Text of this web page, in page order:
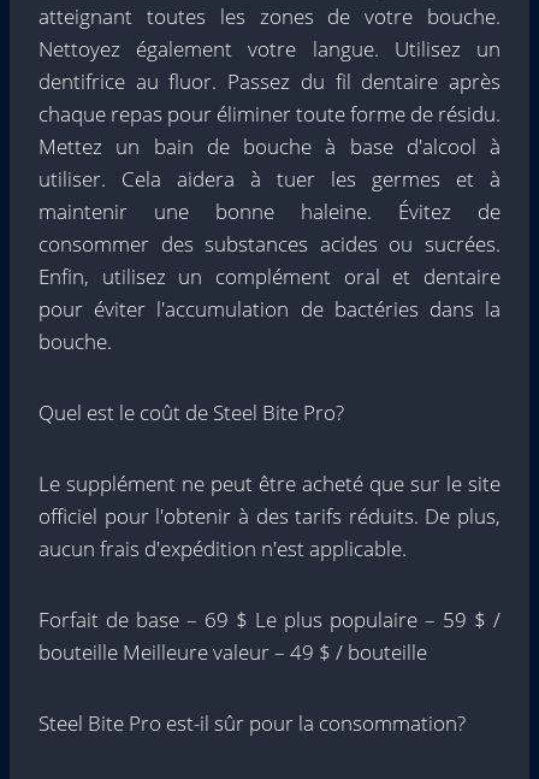
atteignant toutes les zones de votre bouche.
Nettoyez également votre langue. Utilisez un
dentifrice au fluor. Passez du fil dentaire après
chaque repas pour éliminer toute forme de résidu.
Mettez un bain de bouche à base d'alcool à
utiliser. Cela aidera à tuer les germes et à
maintenir une bonne haleine. Évitez de
consommer des substances acides ou sucrées.
Enfin, utilisez un complément oral et dentaire
pour éviter l'accumulation de bactéries dans la
bouche.
Quel est le coût de Steel Bite Pro?
Le supplément ne peut être acheté que sur le site
officiel pour l'obtenir à des tarifs réduits. De plus,
aucun frais d'expédition n'est applicable.
Forfait de base – 69 $ Le plus populaire – 59 $ /
bouteille Meilleure valeur – 49 $ / bouteille
Steel Bite Pro est-il sûr pour la consommation?